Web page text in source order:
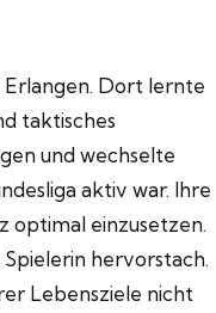
Erlangen. Dort lernte
taktisches
und wechselte
aktiv war. Ihre
optimal einzusetzen.
hervorstach.
Lebensziele nicht